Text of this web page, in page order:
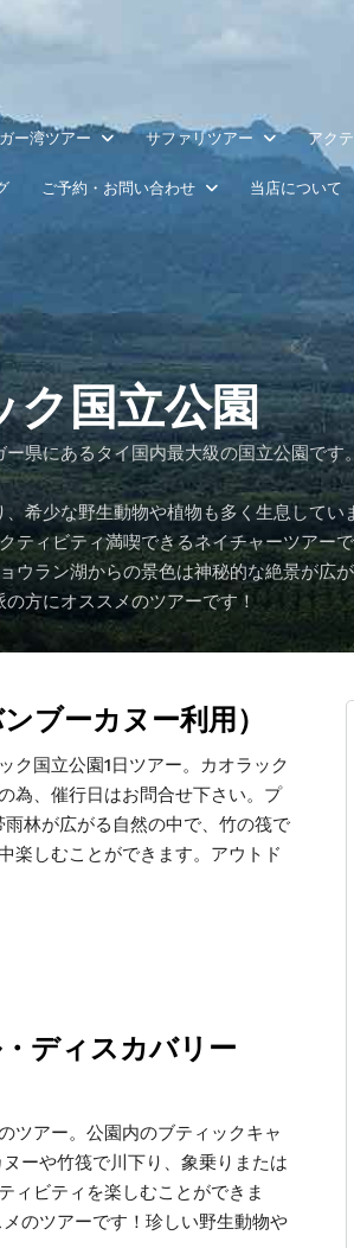
ー湾ツアー サファリツアー アク
ご予約・お問い合わせ 当店について
ク国立公園
県にあるタイ国内最大級の国立公園です
希少な野生動物や植物も多く生息してい
ティビティ満喫できるネイチャーツアーで
ウラン湖からの景色は神秘的な絶景が広
の方にオススメのツアーです！
ブーカヌー利用）
ク国立公園1日ツアー。カオラック
為、催行日はお問合せ下さい。プ
林が広がる自然の中で、竹の筏で
楽しむことができます。アウトド
ディスカバリー
ツアー。公園内のブティックキャ
ーや竹筏で川下り、象乗りまたは
ィビティを楽しむことができま
のツアーです！珍しい野生動物や